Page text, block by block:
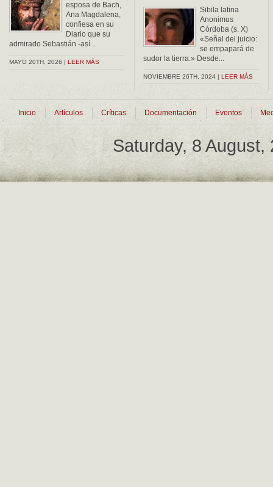
esposa de Bach,
Ana Magdalena,
confiesa en su
Diario que su
admirado Sebastián -así...
MAYO 20TH, 2026 | LEER MÁS
Sibila latina
Anonimus
Córdoba (s. X)
«Señal del juicio:
se empapará de
sudor la tierra.» Desde...
NOVIEMBRE 26TH, 2024 | LEER MÁS
Inicio Artículos Críticas Documentación Eventos
Saturday, 8